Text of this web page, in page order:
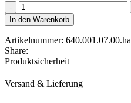
Abfertigungskennzeichen
"Cryogenic
Liquid",
74x105
mm
Menge
In den Warenkorb
Artikelnummer: 640.001.07.00.ha
Share:
Produktsicherheit
Versand & Lieferung